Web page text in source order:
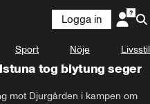
Logga in
Sport Nöje Livsstil
tog blytung seger
mot Djurgården i kampen om